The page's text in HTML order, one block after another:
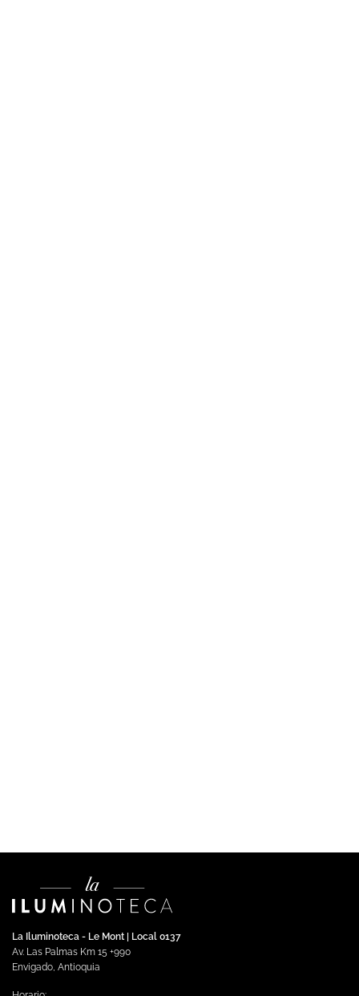
La Iluminoteca - Le Mont | Local 0137
Av. Las Palmas Km 15 +990
Envigado, Antioquia